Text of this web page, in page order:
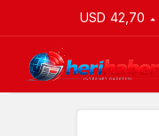
USD 42,70